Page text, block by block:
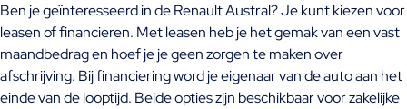
Ben je geïnteresseerd in de Renault Austral? Je kunt kiezen voor
leasen of financieren. Met leasen heb je het gemak van een vast
maandbedrag en hoef je je geen zorgen te maken over
afschrijving. Bij financiering word je eigenaar van de auto aan het
einde van de looptijd. Beide opties zijn beschikbaar voor zakelijke